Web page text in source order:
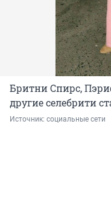
Бритни Спирс,
другие селебрити
Источник: социальные сети